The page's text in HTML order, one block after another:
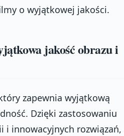
o wyjątkowej jakości.
jakość obrazu i
zapewnia wyjątkową
Dzięki zastosowaniu
i innowacyjnych rozwiązań,